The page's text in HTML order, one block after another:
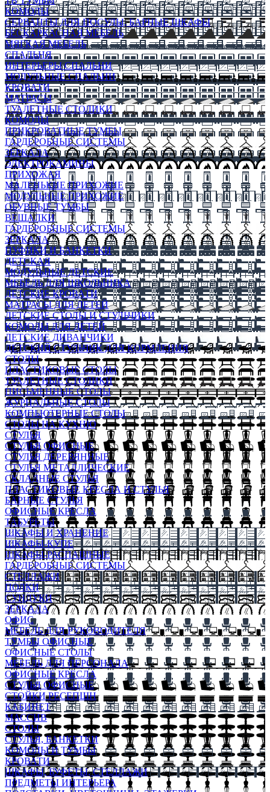
КОМОДЫ
СЕРВАНТЫ ДЛЯ ПОСУДЫ, БАРНЫЕ ШКАФЫ
БЕСКАРКАСНАЯ МЕБЕЛЬ
МЯГКАЯ МЕБЕЛЬ
СПАЛЬНЯ
ИНТЕРЬЕРЫ СПАЛЬНИ
МОДУЛЬНЫЕ СПАЛЬНИ
КРОВАТИ
МАТРАСЫ
ТУАЛЕТНЫЕ СТОЛИКИ
КОМОДЫ
ПРИКРОВАТНЫЕ ТУМБЫ
ГАРДЕРОБНЫЕ СИСТЕМЫ
ЗЕРКАЛА
ЭЛЕКТРОКАМИНЫ
ПРИХОЖАЯ
МАЛЕНЬКИЕ ПРИХОЖИЕ
МОДУЛЬНЫЕ ПРИХОЖИЕ
ОБУВНЫЕ ТУМБЫ
ВЕШАЛКИ
ГАРДЕРОБНЫЕ СИСТЕМЫ
ЗЕРКАЛА
ПУФИКИ И БАНКЕТКИ
ДЕТСКАЯ
МОДУЛЬНЫЕ ДЕТСКИЕ
МЕБЕЛЬ ДЛЯ ШКОЛЬНИКА
ДЕТСКИЕ КРОВАТИ
МАТРАСЫ ДЛЯ ДЕТЕЙ
ДЕТСКИЕ СТОЛЫ И СТУЛЬЧИКИ
КОМОДЫ ДЛЯ ДЕТЕЙ
ДЕТСКИЕ ДИВАНЧИКИ
ДЕТСКИЙ СТУЛЬЧИК ДЛЯ КОРМЛЕНИЯ
СТОЛЫ
ПЛАСТИКОВЫЕ СТОЛЫ
ТУАЛЕТНЫЕ СТОЛИКИ
ПИСЬМЕННЫЕ СТОЛЫ
ЖУРНАЛЬНЫЕ СТОЛЫ
КОМПЬЮТЕРНЫЕ СТОЛЫ
СТОЛЫ НА КУХНЮ
СТУЛЬЯ
СТУЛЬЯ ОФИСНЫЕ
СТУЛЬЯ ДЕРЕВЯННЫЕ
СТУЛЬЯ МЕТАЛЛИЧЕСКИЕ
СКЛАДНЫЕ СТУЛЬЯ
ПЛАСТИКОВЫЕ КРЕСЛА И СТУЛЬЯ
БАРНЫЕ СТУЛЬЯ
ОФИСНЫЕ КРЕСЛА
ТАБУРЕТЫ
ШКАФЫ И ХРАНЕНИЕ
ШКАФЫ-КУПЕ
ШКАФЫ-РАСПАШНЫЕ
ГАРДЕРОБНЫЕ СИСТЕМЫ
СТЕЛЛАЖИ
ПОЛКИ
СУНДУКИ
ЗЕРКАЛА
ОФИС
МЕБЕЛЬ ДЛЯ РУКОВОДИТЕЛЯ
ТУМБЫ ОФИСНЫЕ
ОФИСНЫЕ СТОЛЫ
МЕБЕЛЬ ДЛЯ ПЕРСОНАЛА
ОФИСНЫЕ КРЕСЛА
СТУЛЬЯ ОФИСНЫЕ
СТОЙКИ РЕСЕПШН
КАБИНЕТ
МАССИВ
СТОЛЫ
СТУЛЬЯ, БАНКЕТКИ
КОМОДЫ И ТУМБЫ
КРОВАТИ
ШКАФЫ, БУФЕТЫ, СТЕЛЛАЖИ
ПРЕДМЕТЫ ИНТЕРЬЕРА